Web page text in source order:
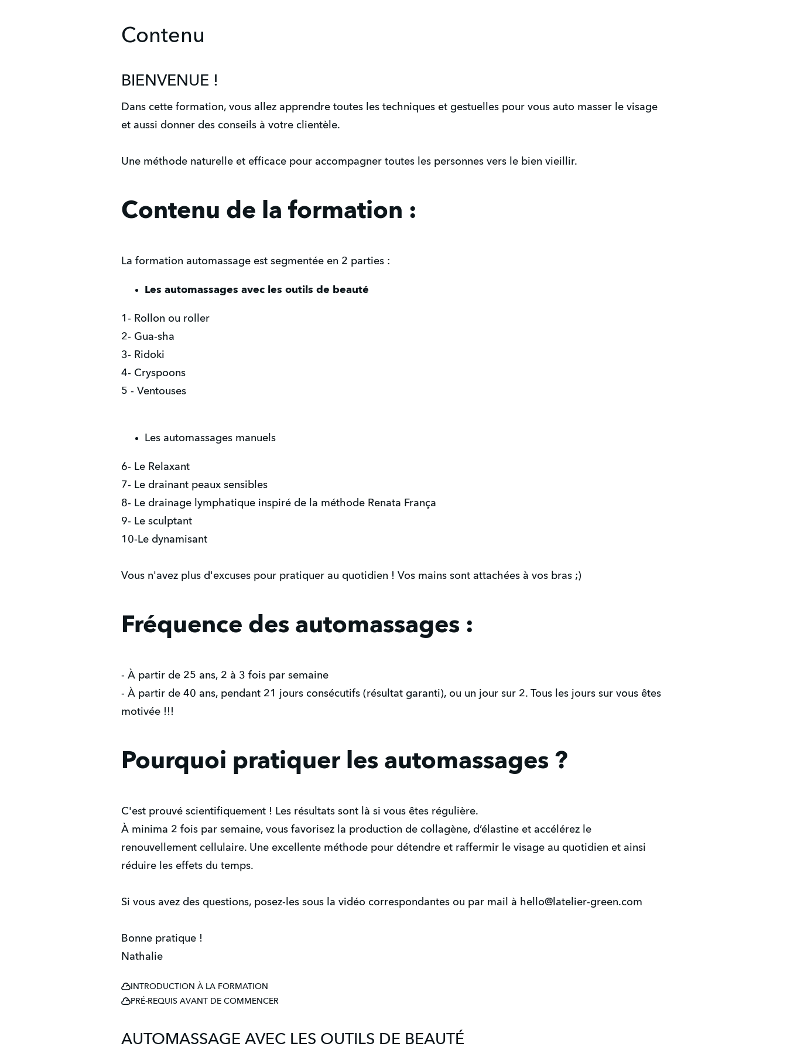
Contenu
BIENVENUE !
Dans cette formation, vous allez apprendre toutes les techniques et gestuelles pour vous auto masser le visage
et aussi donner des conseils à votre clientèle.
Une méthode naturelle et efficace pour accompagner toutes les personnes vers le bien vieillir.
Contenu de la formation :
La formation automassage est segmentée en 2 parties :
Les automassages avec les outils de beauté
1- Rollon ou roller
2- Gua-sha
3- Ridoki
4- Cryspoons
5 - Ventouses
Les automassages manuels
6- Le Relaxant
7- Le drainant peaux sensibles
8- Le drainage lymphatique inspiré de la méthode Renata França
9- Le sculptant
10-Le dynamisant
Vous n'avez plus d'excuses pour pratiquer au quotidien ! Vos mains sont attachées à vos bras ;)
Fréquence des automassages :
- À partir de 25 ans, 2 à 3 fois par semaine
- À partir de 40 ans, pendant 21 jours consécutifs (résultat garanti), ou un jour sur 2. Tous les jours sur vous êtes
motivée !!!
Pourquoi pratiquer les automassages ?
C'est prouvé scientifiquement ! Les résultats sont là si vous êtes régulière.
À minima 2 fois par semaine, vous favorisez la production de collagène, d’élastine et accélérez le
renouvellement cellulaire. Une excellente méthode pour détendre et raffermir le visage au quotidien et ainsi
réduire les effets du temps.
Si vous avez des questions, posez-les sous la vidéo correspondantes ou par mail à hello@latelier-green.com
Bonne pratique !
Nathalie
INTRODUCTION À LA FORMATION
PRÉ-REQUIS AVANT DE COMMENCER
AUTOMASSAGE AVEC LES OUTILS DE BEAUTÉ